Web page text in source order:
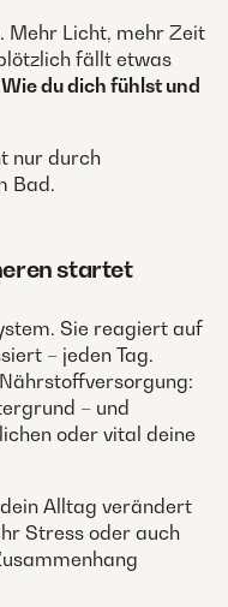
Mehr Licht, mehr Zeit
fällt etwas
Wie du dich fühlst und
nur durch
Bad.
startet
Sie reagiert auf
– jeden Tag.
– und
oder vital deine
Alltag verändert
Stress oder auch